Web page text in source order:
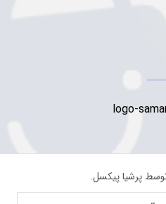
پرشیا پیکسل.